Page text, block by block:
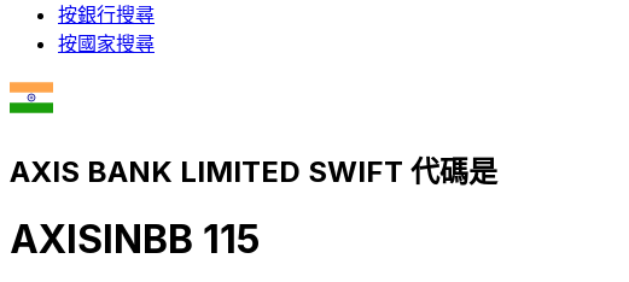
按銀行搜尋
按國家搜尋
AXIS BANK LIMITED SWIFT 代碼是
AXISINBB 115